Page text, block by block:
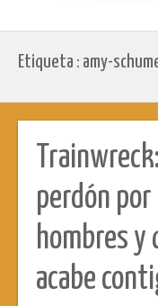
Etiqueta : amy-
perdón por
hombres y
acabe